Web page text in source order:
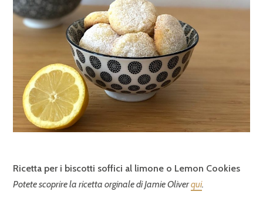
Ricetta per i biscotti soffici al limone o Lemon Cookies
Potete scoprire la ricetta orginale di Jamie Oliverqui.